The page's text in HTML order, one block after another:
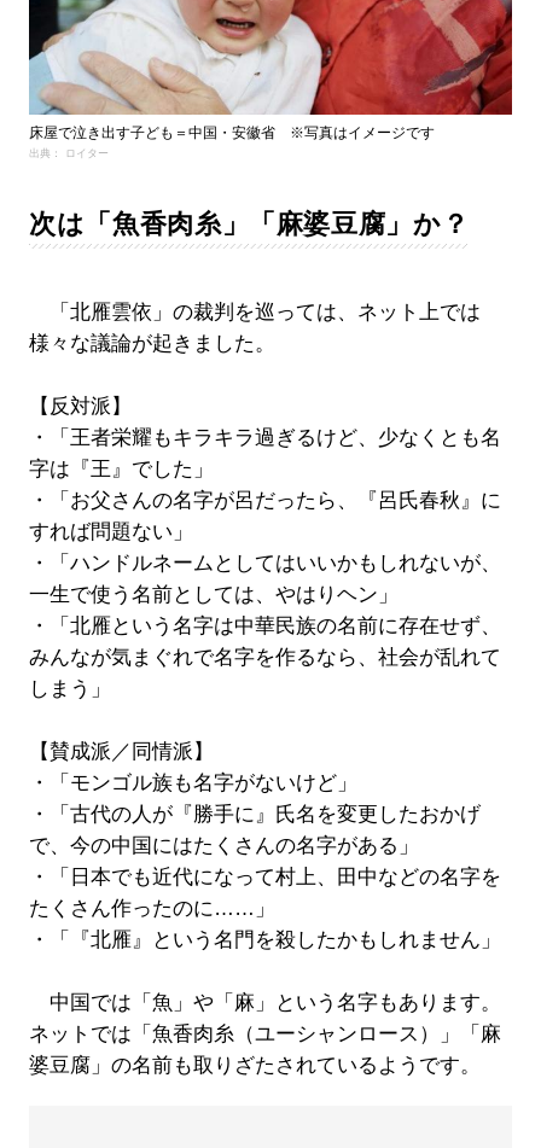
床屋で泣き出す子ども＝中国・安徽省 ※写真はイメージです
出典： ロイター
次は「魚香肉糸」「麻婆豆腐」か？
「北雁雲依」の裁判を巡っては、ネット上では
様々な議論が起きました。
【反対派】
・「王者栄耀もキラキラ過ぎるけど、少なくとも名
字は『王』でした」
・「お父さんの名字が呂だったら、『呂氏春秋』に
すれば問題ない」
・「ハンドルネームとしてはいいかもしれないが、
一生で使う名前としては、やはりヘン」
・「北雁という名字は中華民族の名前に存在せず、
みんなが気まぐれで名字を作るなら、社会が乱れて
しまう」
【賛成派／同情派】
・「モンゴル族も名字がないけど」
・「古代の人が『勝手に』氏名を変更したおかげ
で、今の中国にはたくさんの名字がある」
・「日本でも近代になって村上、田中などの名字を
たくさん作ったのに……」
・「『北雁』という名門を殺したかもしれません」
中国では「魚」や「麻」という名字もあります。
ネットでは「魚香肉糸（ユーシャンロース）」「麻
婆豆腐」の名前も取りざたされているようです。